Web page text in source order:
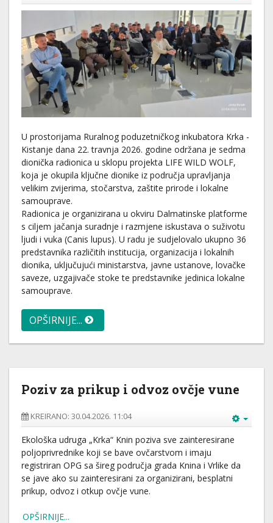
U prostorijama Ruralnog poduzetničkog inkubatora Krka -
Kistanje dana 22. travnja 2026. godine održana je sedma
dionička radionica u sklopu projekta LIFE WILD WOLF,
koja je okupila ključne dionike iz područja upravljanja
velikim zvijerima, stočarstva, zaštite prirode i lokalne
samouprave.
Radionica je organizirana u okviru Dalmatinske platforme
s ciljem jačanja suradnje i razmjene iskustava o suživotu
ljudi i vuka (Canis lupus). U radu je sudjelovalo ukupno 36
predstavnika različitih institucija, organizacija i lokalnih
dionika, uključujući ministarstva, javne ustanove, lovačke
saveze, uzgajivače stoke te predstavnike jedinica lokalne
samouprave.
OPŠIRNIJE...
Poziv za prikup i odvoz ovčje vune
KREIRANO: 30.04.2026. 11:04
Ekološka udruga „Krka“ Knin poziva sve zainteresirane
poljoprivrednike koji se bave ovčarstvom i imaju
registriran OPG sa šireg područja grada Knina i Vrlike da
se jave ako su zainteresirani za organizirani, besplatni
prikup, odvoz i otkup ovčje vune.
OPŠIRNIJE...